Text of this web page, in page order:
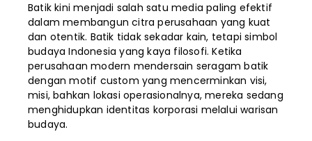
Batik kini menjadi salah satu media paling efektif
dalam membangun citra perusahaan yang kuat
dan otentik. Batik tidak sekadar kain, tetapi simbol
budaya Indonesia yang kaya filosofi. Ketika
perusahaan modern mendersain seragam batik
dengan motif custom yang mencerminkan visi,
misi, bahkan lokasi operasionalnya, mereka sedang
menghidupkan identitas korporasi melalui warisan
budaya.